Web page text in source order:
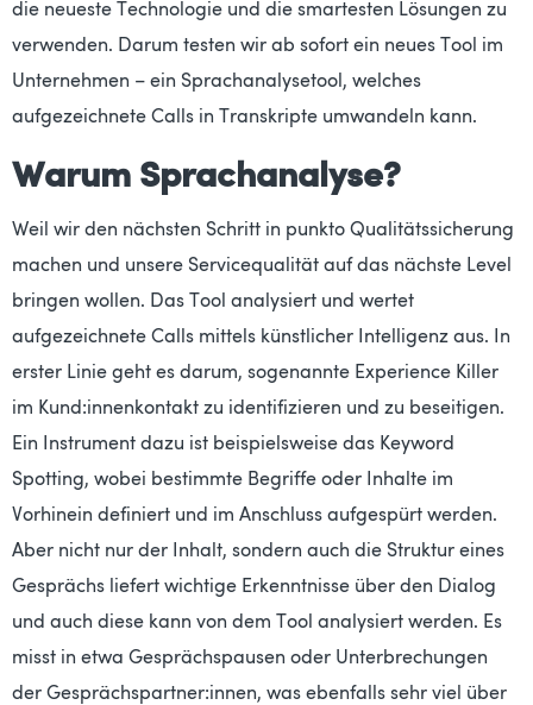
die neueste Technologie und die smartesten Lösungen zu
verwenden. Darum testen wir ab sofort ein neues Tool im
Unternehmen – ein Sprachanalysetool, welches
aufgezeichnete Calls in Transkripte umwandeln kann.
Warum Sprachanalyse?
Weil wir den nächsten Schritt in punkto Qualitätssicherung
machen und unsere Servicequalität auf das nächste Level
bringen wollen. Das Tool analysiert und wertet
aufgezeichnete Calls mittels künstlicher Intelligenz aus. In
erster Linie geht es darum, sogenannte Experience Killer
im Kund:innenkontakt zu identifizieren und zu beseitigen.
Ein Instrument dazu ist beispielsweise das Keyword
Spotting, wobei bestimmte Begriffe oder Inhalte im
Vorhinein definiert und im Anschluss aufgespürt werden.
Aber nicht nur der Inhalt, sondern auch die Struktur eines
Gesprächs liefert wichtige Erkenntnisse über den Dialog
und auch diese kann von dem Tool analysiert werden. Es
misst in etwa Gesprächspausen oder Unterbrechungen
der Gesprächspartner:innen, was ebenfalls sehr viel über